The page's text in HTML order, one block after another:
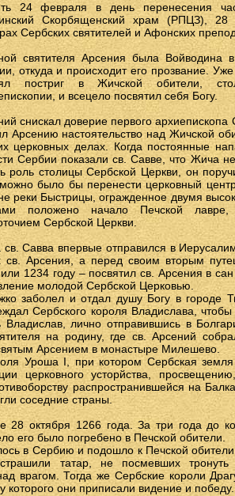
24 февраля в день перенесения
Скорбященский храм (РПЦЗ),
Сербских святителей и Афонских
святителя Арсения была Войводина
откуда и происходит его прозвание.
постриг в Жичской обители,
и всецело посвятил себя Богу.
снискал доверие первого архиепископа
Арсению настоятельство над Жичской
церковных делах. Когда постоянные
Сербии показали св. Савве, что Жича
роль столицы Сербской Церкви, он
было бы перенести церковный
реки Быстрицы, огражденное двумя
положено начало Печской
Сербской Церкви.
св. Савва впервые отправился в
св. Арсения, а перед своим вторым
1234 году – посвятил св. Арсения в
молодой Сербской Церковью.
заболел и отдал душу Богу в городе
Сербского короля Владислава,
лично отправившись в
на родину, где св. Арсений
Арсением в монастыре Милешево.
Уроша I, при котором Сербская
церковного усторйства,
распространившейся на
соседние страны.
октября 1266 года. За три года до
его было погребено в Печской обители.
в Сербию и подошло к Печской
татар, не посмевших
врагом. Тогда же Сербские короли
которого они приписали видение и победу.